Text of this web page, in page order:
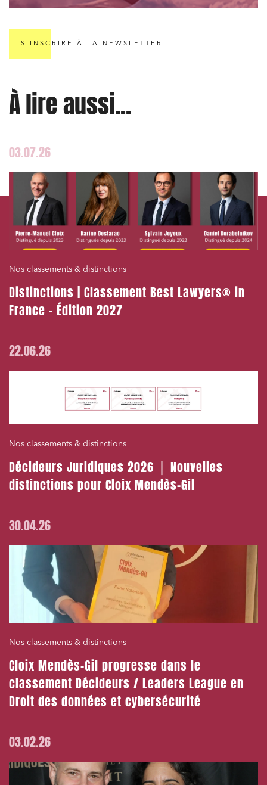
S'INSCRIRE À LA NEWSLETTER
À lire aussi...
03.07.26
Nos classements & distinctions
Distinctions | Classement Best Lawyers® in
France – Édition 2027
22.06.26
Nos classements & distinctions
Décideurs Juridiques 2026 ⎪ Nouvelles
distinctions pour Cloix Mendès-Gil
30.04.26
Nos classements & distinctions
Cloix Mendès-Gil progresse dans le
classement Décideurs / Leaders League en
Droit des données et cybersécurité
03.02.26
Commande publique
Projets immobiliers
Urbanisme et aménagement
J'ai lu et j'accepte la politique de confidentialité